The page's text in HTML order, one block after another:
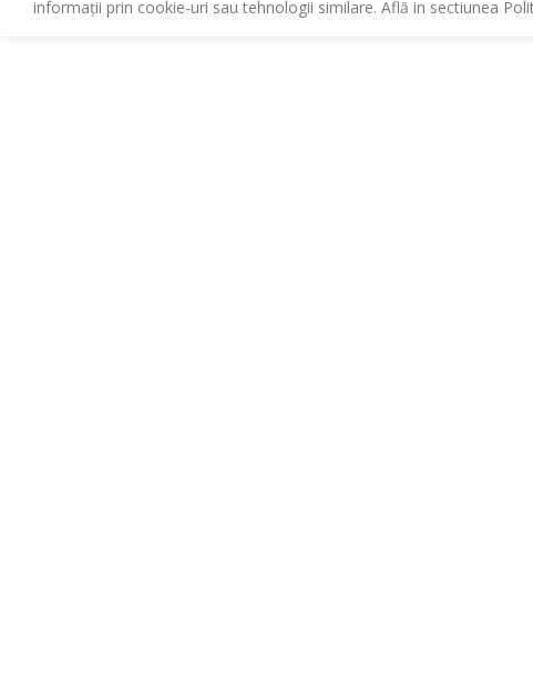
informații prin cookie-uri sau tehnologii similare. Află in sectiunea